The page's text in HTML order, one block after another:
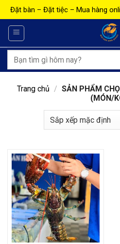
qua
nội
dung
Đặt bàn – Đặt tiệc – Mua hàng
Tìm
kiếm:
Trang chủ / SẢN PHẨM
(MÓN/